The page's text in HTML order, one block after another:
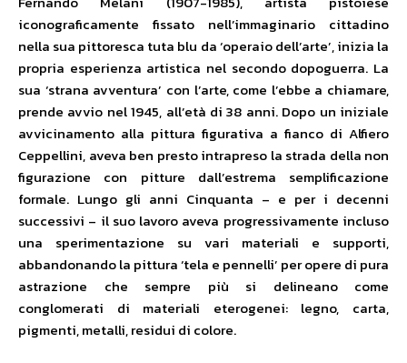
iconograficamente fissato nell’immaginario cittadino
nella sua pittoresca tuta blu da ‘operaio dell’arte’, inizia la
propria esperienza artistica nel secondo dopoguerra. La
sua ‘strana avventura’ con l’arte, come l’ebbe a chiamare,
prende avvio nel 1945, all’età di 38 anni. Dopo un iniziale
avvicinamento alla pittura figurativa a fianco di Alfiero
Ceppellini, aveva ben presto intrapreso la strada della non
figurazione con pitture dall’estrema semplificazione
formale. Lungo gli anni Cinquanta – e per i decenni
successivi – il suo lavoro aveva progressivamente incluso
una sperimentazione su vari materiali e supporti,
abbandonando la pittura ‘tela e pennelli’ per opere di pura
astrazione che sempre più si delineano come
conglomerati di materiali eterogenei: legno, carta,
pigmenti, metalli, residui di colore.